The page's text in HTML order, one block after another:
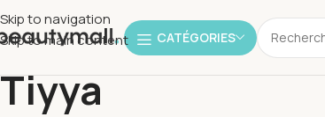
Skip to navigation
Skip to main content
CATÉGORIES
Tiyya